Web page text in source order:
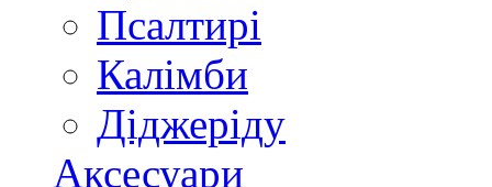
Псалтирі
Калімби
Діджеріду
Аксесуари